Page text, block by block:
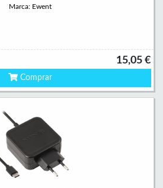
Marca: Ewent
15,05 €
Comprar